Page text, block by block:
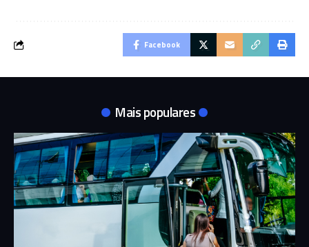
Facebook
Mais populares